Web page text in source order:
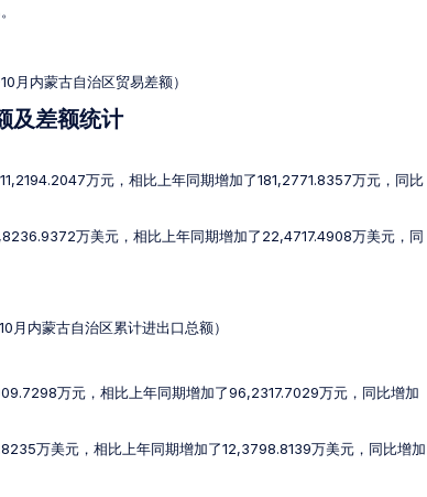
月内蒙古自治区贸易差额）
及差额统计
万元，相比上年同期增加了181,2771.8357万元，同比
万美元，相比上年同期增加了22,4717.4908万美元，同
月内蒙古自治区累计进出口总额）
万元，相比上年同期增加了96,2317.7029万元，同比增加
万美元，相比上年同期增加了12,3798.8139万美元，同比增加